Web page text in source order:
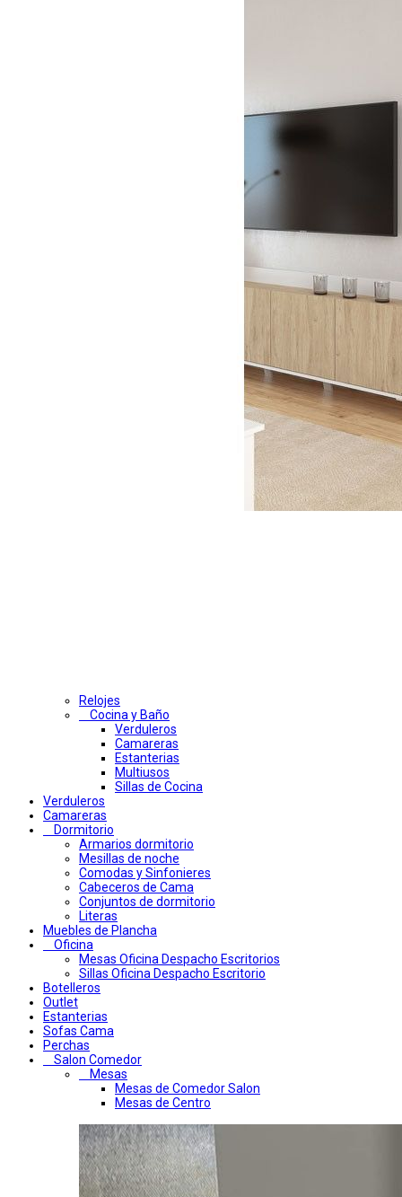
Relojes
Cocina y Baño
Verduleros
Camareras
Estanterias
Multiusos
Sillas de Cocina
Verduleros
Camareras
Dormitorio
Armarios dormitorio
Mesillas de noche
Comodas y Sinfonieres
Cabeceros de Cama
Conjuntos de dormitorio
Literas
Muebles de Plancha
Oficina
Mesas Oficina Despacho Escritorios
Sillas Oficina Despacho Escritorio
Botelleros
Outlet
Estanterias
Sofas Cama
Perchas
Salon Comedor
Mesas
Mesas de Comedor Salon
Mesas de Centro